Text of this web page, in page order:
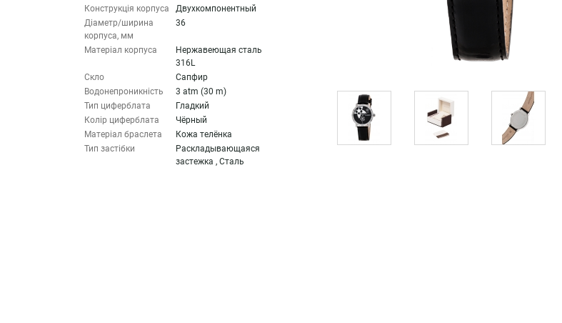
Конструкція корпуса
Двухкомпонентный
Діаметр/ширина
корпуса, мм
36
Матеріал корпуса
Нержавеющая сталь
316L
Скло
Сапфир
Водонепроникність
3 atm (30 m)
Тип циферблата
Гладкий
Колір циферблата
Чёрный
Матеріал браслета
Кожа телёнка
Тип застібки
Раскладывающаяся
застежка , Сталь